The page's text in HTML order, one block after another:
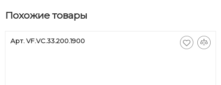
Похожие товары
Арт. VF.VC.33.200.1900